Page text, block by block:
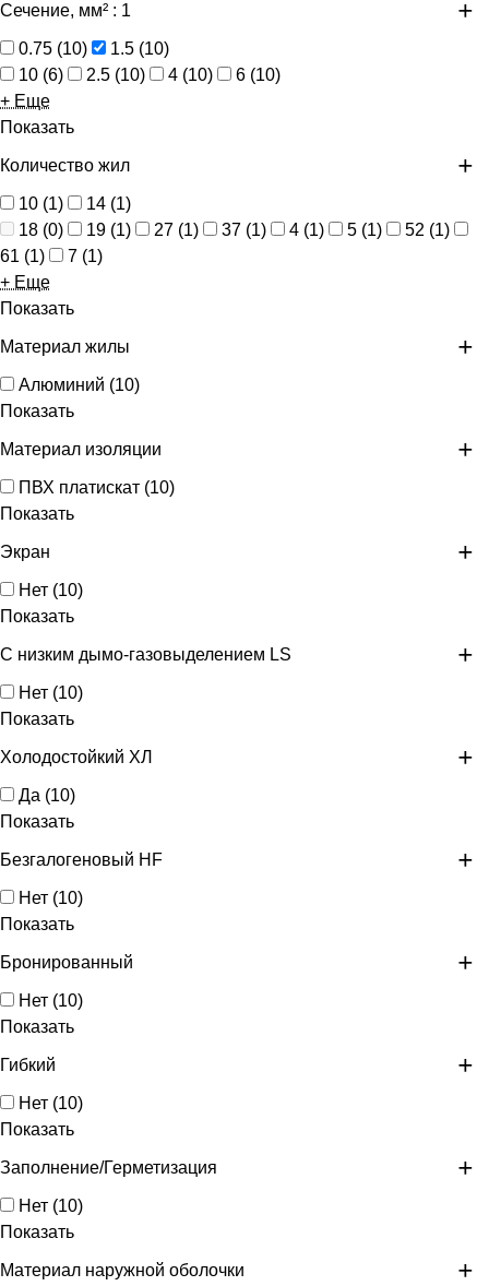
Сечение, мм² : 1
0.75 (10) 1.5 (10)
10 (6) 2.5 (10) 4 (10) 6 (10)
+ Еще
Показать
Количество жил
10 (1) 14 (1)
18 (0) 19 (1) 27 (1) 37 (1) 4 (1) 5 (1) 52 (1)
61 (1) 7 (1)
+ Еще
Показать
Материал жилы
Алюминий (10)
Показать
Материал изоляции
ПВХ платискат (10)
Показать
Экран
Нет (10)
Показать
С низким дымо-газовыделением LS
Нет (10)
Показать
Холодостойкий ХЛ
Да (10)
Показать
Безгалогеновый HF
Нет (10)
Показать
Бронированный
Нет (10)
Показать
Гибкий
Нет (10)
Показать
Заполнение/Герметизация
Нет (10)
Показать
Материал наружной оболочки